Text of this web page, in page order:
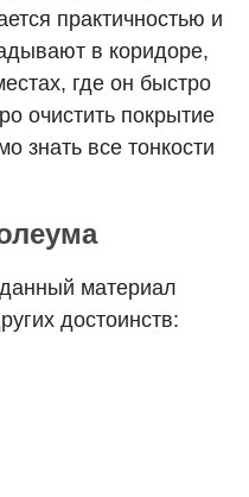
практичностью и
в коридоре,
где он быстро
очистить покрытие
знать все тонкости
материал
достоинств: